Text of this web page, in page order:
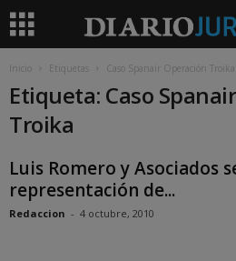
Inicio Etiquetas Caso Spanair Operación Troika
Etiqueta: Caso
Troika
Luis Romero y Asociados
representación de...
Redaccion - 4 octubre, 2010